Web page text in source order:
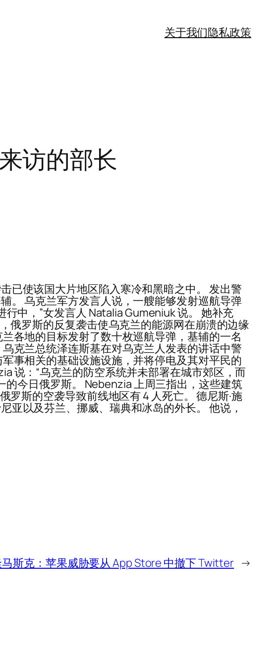
关于我们隐私政策
访的部长
已使该国大片地区陷入寒冷和黑暗之中。 发出警
。 乌克兰军方发言人说，一艘能够发射巡航导弹
中，”女发言人 Natalia Gumeniuk 说。 她补充
俄罗斯的反复袭击使乌克兰的能源网在崩溃的边缘
各地的目标发射了数十枚巡航导弹，基辅的一名
克兰总统泽连斯基在对乌克兰人发表的讲话中警
事相关的基础设施设施，并将停电及其对平民的
说：“乌克兰的防空系统并未部署在城市郊区，而
今日俄罗斯。 Nebenzia 上周三指出，这些建筑
罗斯的空袭导致前线地区有 4 人死亡。 德尼斯·施
亚以及芬兰、挪威、瑞典和冰岛的外长。 他说，
斯克：苹果威胁要从 App Store 中撤下 Twitter →